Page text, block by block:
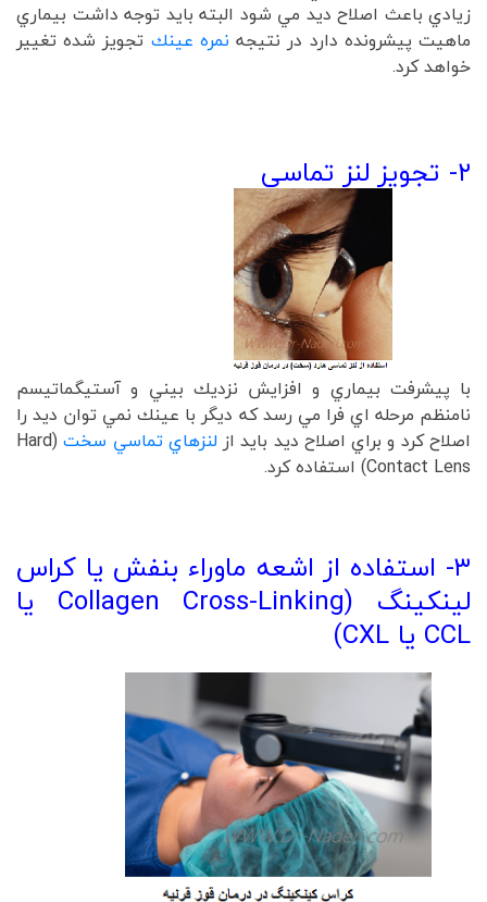
زيادي باعث اصلاح ديد مي شود البته بايد توجه داشت بيماري
ماهيت پيشرونده دارد در نتيجه نمره عينك تجويز شده تغيير
خواهد كرد.
۲- تجویز لنز تماسی
با پيشرفت بيماري و افزايش نزديك بيني و آستيگماتيسم
نامنظم مرحله اي فرا مي رسد كه ديگر با عينك نمي توان ديد را
اصلاح كرد و براي اصلاح ديد بايد از لنزهاي تماسي سخت (Hard
Contact Lens) استفاده كرد.
۳- استفاده از اشعه ماوراء بنفش یا کراس
لینکینگ (Collagen Cross-Linking یا
CCL یا CXL)